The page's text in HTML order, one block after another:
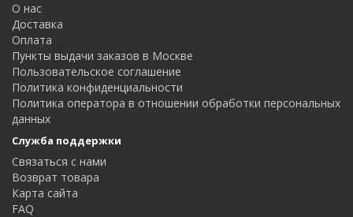
О нас
Доставка
Оплата
Пункты выдачи заказов в Москве
Пользовательское соглашение
Политика конфиденциальности
Политика оператора в отношении обработки персональных
данных
Служба поддержки
Связаться с нами
Возврат товара
Карта сайта
FAQ